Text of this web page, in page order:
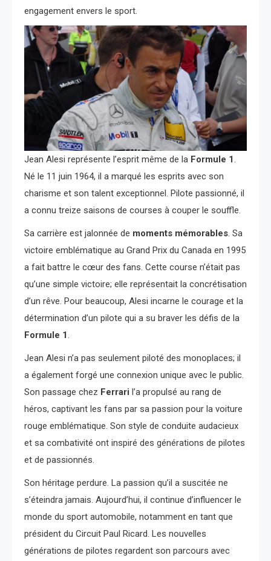
engagement envers le sport.
Jean Alesi représente l’esprit même de la Formule 1
Né le 11 juin 1964, il a marqué les esprits avec son
charisme et son talent exceptionnel. Pilote passionné, il
a connu treize saisons de courses à couper le souffle.
Sa carrière est jalonnée de moments mémorables . Sa
victoire emblématique au Grand Prix du Canada en 1995
a fait battre le cœur des fans. Cette course n’était pas
qu’une simple victoire; elle représentait la concrétisation
d’un rêve. Pour beaucoup, Alesi incarne le courage et la
détermination d’un pilote qui a su braver les défis de la
Formule 1
Jean Alesi n’a pas seulement piloté des monoplaces; il
a également forgé une connexion unique avec le public.
Son passage chez Ferrari l’a propulsé au rang de
héros, captivant les fans par sa passion pour la voiture
rouge emblématique. Son style de conduite audacieux
et sa combativité ont inspiré des générations de pilotes
et de passionnés.
Son héritage perdure. La passion qu’il a suscitée ne
s’éteindra jamais. Aujourd’hui, il continue d’influencer le
monde du sport automobile, notamment en tant que
président du Circuit Paul Ricard. Les nouvelles
générations de pilotes regardent son parcours avec